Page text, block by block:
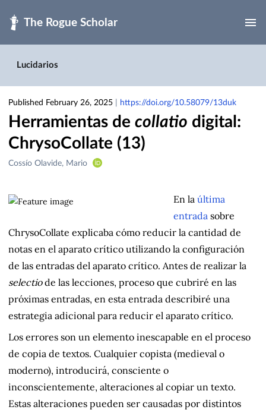
Lucidarios
Published February 26, 2025 https://doi.org/10.58079/13duk
Herramientas de collatio digital:
ChrysoCollate (13)
Creators
Cossío Olavide, Mario
En la última
entrada sobre
ChrysoCollate explicaba cómo reducir la cantidad de
notas en el aparato crítico utilizando la configuración
de las entradas del aparato crítico. Antes de realizar la
selectiode las lecciones, proceso que cubriré en las
próximas entradas, en esta entrada describiré una
estrategia adicional para reducir el aparato crítico.
Los errores son un elemento inescapable en el proceso
de copia de textos. Cualquier copista (medieval o
moderno), introducirá, consciente o
inconscientemente, alteraciones al copiar un texto.
Estas alteraciones pueden ser causadas por distintos